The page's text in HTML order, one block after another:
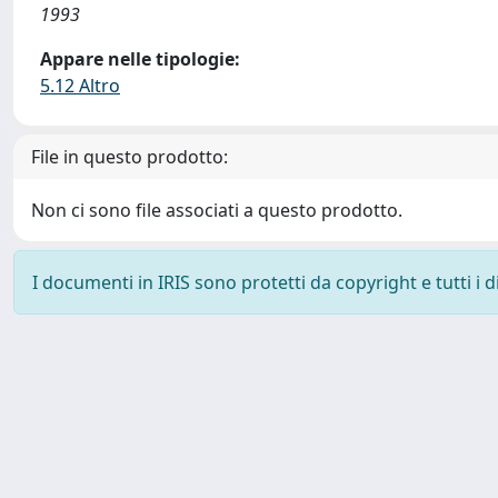
1993
Appare nelle tipologie:
5.12 Altro
File in questo prodotto:
Non ci sono file associati a questo prodotto.
I documenti in IRIS sono protetti da copyright e tutti i